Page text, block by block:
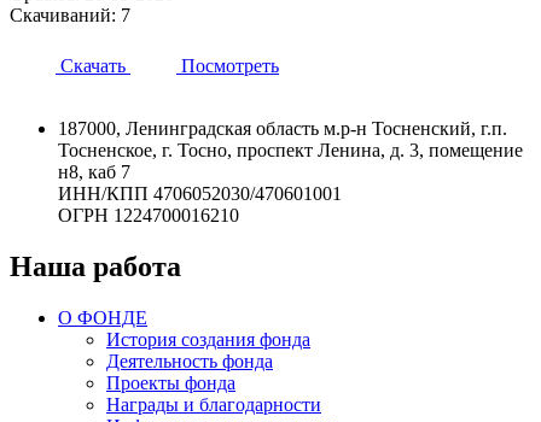
Скачиваний: 7
Скачать Посмотреть
187000, Ленинградская область м.р-н Тосненский, г.п.
Тосненское, г. Тосно, проспект Ленина, д. 3, помещение
н8, каб 7
ИНН/КПП 4706052030/470601001
ОГРН 1224700016210
Наша работа
О ФОНДЕ
История создания фонда
Деятельность фонда
Проекты фонда
Награды и благодарности